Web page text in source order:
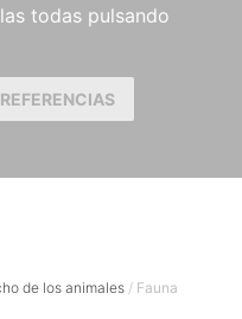
todas pulsando
de los animales / Fauna